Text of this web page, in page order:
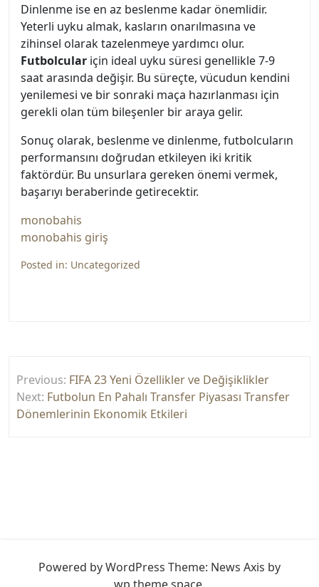
Dinlenme ise en az beslenme kadar önemlidir.
Yeterli uyku almak, kasların onarılmasına ve
zihinsel olarak tazelenmeye yardımcı olur.
Futbolcular için ideal uyku süresi genellikle 7-9
saat arasında değişir. Bu süreçte, vücudun kendini
yenilemesi ve bir sonraki maça hazırlanması için
gerekli olan tüm bileşenler bir araya gelir.
Sonuç olarak, beslenme ve dinlenme, futbolcuların
performansını doğrudan etkileyen iki kritik
faktördür. Bu unsurlara gereken önemi vermek,
başarıyı beraberinde getirecektir.
monobahis
monobahis giriş
Posted in: Uncategorized
gezinmesi
Previous: FIFA 23 Yeni Özellikler ve Değişiklikler
Next: Futbolun En Pahalı Transfer Piyasası Transfer
Dönemlerinin Ekonomik Etkileri
Powered by WordPress Theme: News Axis by